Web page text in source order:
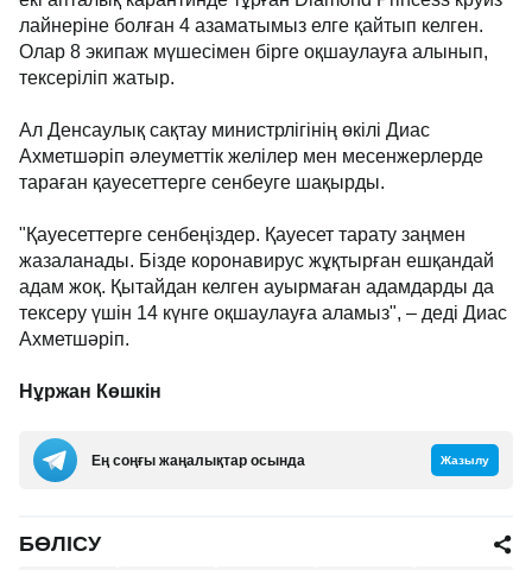
лайнеріне болған 4 азаматымыз елге қайтып келген.
Олар 8 экипаж мүшесімен бірге оқшаулауға алынып,
тексеріліп жатыр.
Ал Денсаулық сақтау министрлігінің өкілі Диас
Ахметшәріп әлеуметтік желілер мен месенжерлерде
тараған қауесеттерге сенбеуге шақырды.
"Қауесеттерге сенбеңіздер. Қауесет тарату заңмен
жазаланады. Бізде коронавирус жұқтырған ешқандай
адам жоқ. Қытайдан келген ауырмаған адамдарды да
тексеру үшін 14 күнге оқшаулауға аламыз", – деді Диас
Ахметшәріп.
Нұржан Көшкін
Ең соңғы жаңалықтар осында Жазылу
БӨЛІСУ